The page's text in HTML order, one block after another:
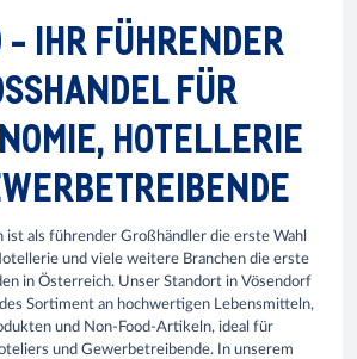
- IHR FÜHRENDER
FÜR
HOTELLERIE
ist als führender Großhändler die erste Wahl
und viele weitere Branchen die erste
in Österreich. Unser Standort in Vösendorf
Sortiment an hochwertigen Lebensmitteln,
und Non-Food-Artikeln, ideal für
und Gewerbetreibende. In unserem